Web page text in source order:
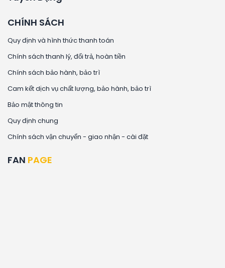
CHÍNH SÁCH
Quy định và hình thức thanh toán
Chính sách thanh lý, đổi trả, hoàn tiền
Chính sách bảo hành, bảo trì
Cam kết dịch vụ chất lượng, bảo hành, bảo trì
Bảo mật thông tin
Quy định chung
Chính sách vận chuyển - giao nhận - cài đặt
FAN PAGE